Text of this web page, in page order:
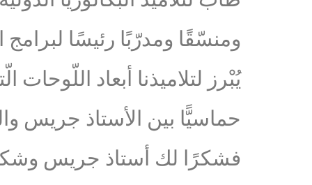
ومنسّقًا ومدرّبًا رئيسًا
يُبْرز لتلاميذنا أبعاد
حماسيًّا بين الأستاذ جريس
فشكرًا لك أستاذ جريس وشكرًا